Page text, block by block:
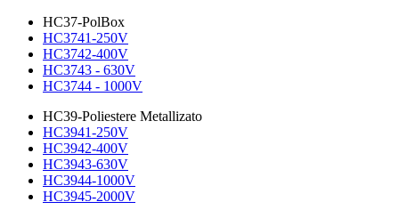
HC37-PolBox
HC3741-250V
HC3742-400V
HC3743 - 630V
HC3744 - 1000V
HC39-Poliestere Metallizato
HC3941-250V
HC3942-400V
HC3943-630V
HC3944-1000V
HC3945-2000V